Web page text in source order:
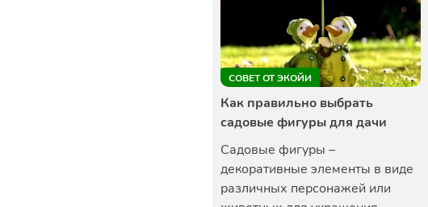
СОВЕТ ОТ ЭКОЙИ
Как правильно выбрать
садовые фигуры для дачи
Садовые фигуры –
декоративные элементы в виде
различных персонажей или